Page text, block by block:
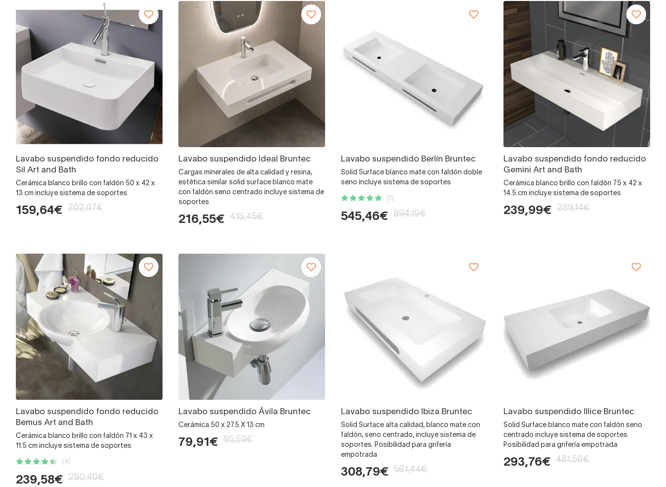
Lavabo suspendido fondo reducido
Sil Art and Bath
Cerámica blanco brillo con faldón 50 x 42 x
13 cm incluye sistema de soportes
159,64€ 202,07€
Lavabo suspendido Ideal Bruntec
Cargas minerales de alta calidad y resina,
estética similar solid surface blanco mate
con faldón seno centrado incluye sistema de
soportes
216,55€ 416,45€
Lavabo suspendido Berlín Bruntec
Solid Surface blanco mate con faldón doble
seno incluye sistema de soportes
(1)
545,46€ 894,19€
Lavabo suspendido fondo reducido
Gemini Art and Bath
Cerámica blanco brillo con faldón 75 x 42 x
14.5 cm incluye sistema de soportes
239,99€ 289,14€
Lavabo suspendido fondo reducido
Bemus Art and Bath
Cerámica blanco brillo con faldón 71 x 43 x
11.5 cm incluye sistema de soportes
(4)
239,58€ 290,40€
Lavabo suspendido Ávila Bruntec
Cerámica 50 x 27.5 X 13 cm
79,91€ 95,59€
Lavabo suspendido Ibiza Bruntec
Solid Surface alta calidad, blanco mate con
faldón, seno centrado, incluye sistema de
soportes. Posibilidad para grifería
empotrada
308,79€ 561,44€
Lavabo suspendido Illice Bruntec
Solid Surface blanco mate con faldón seno
centrado incluye sistema de soportes.
Posibilidad para grifería empotrada
293,76€ 481,58€